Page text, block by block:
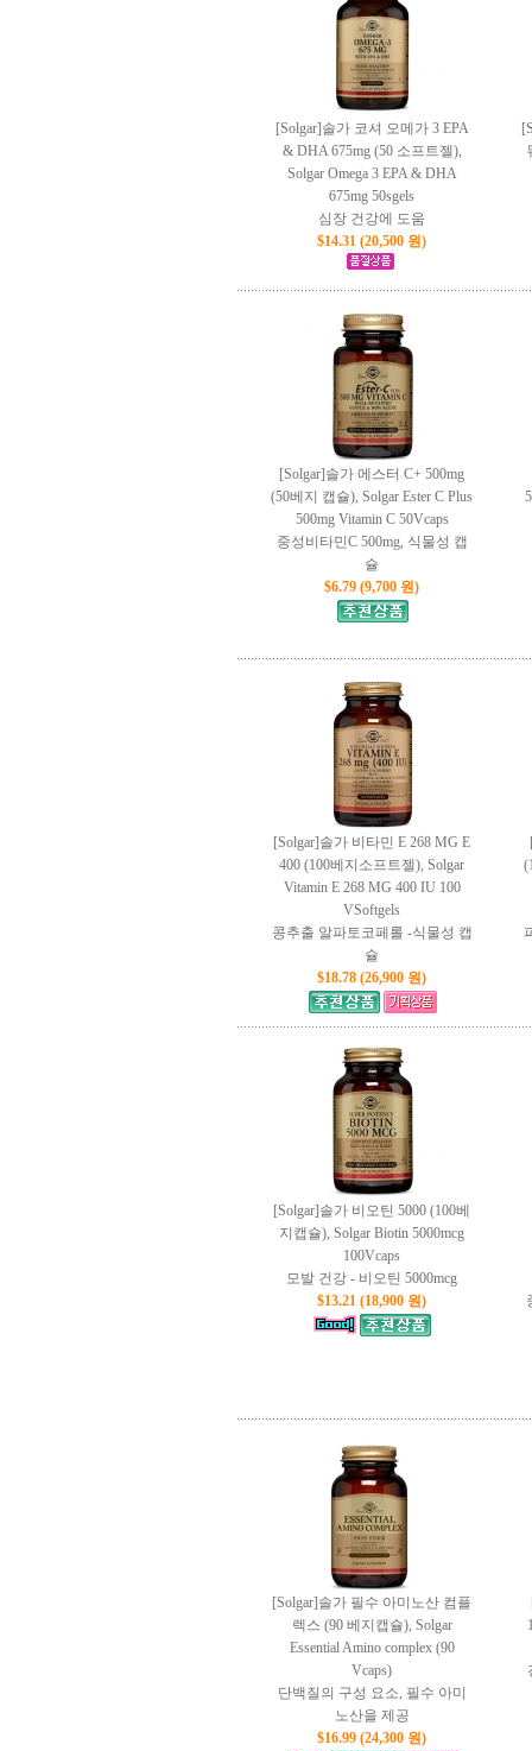
[Solgar]솔가 코셔 오메가 3 EPA
& DHA 675mg (50 소프트젤),
Solgar Omega 3 EPA & DHA
675mg 50sgels
심장 건강에 도움
$14.31 (20,500 원)
[Solgar]솔가 에스터 C+ 500mg
(50베지 캡슐), Solgar Ester C Plus
500mg Vitamin C 50Vcaps
중성비타민C 500mg, 식물성 캡
슐
$6.79 (9,700 원)
[Solgar]솔가 비타민 E 268 MG E
400 (100베지소프트젤), Solgar
Vitamin E 268 MG 400 IU 100
VSoftgels
콩추출 알파토코페롤 -식물성 캡
슐
$18.78 (26,900 원)
[Solgar]솔가 비오틴 5000 (100베
지캡슐), Solgar Biotin 5000mcg
100Vcaps
모발 건강 - 비오틴 5000mcg
$13.21 (18,900 원)
[Solgar]솔가 필수 아미노산 컴플
렉스 (90 베지캡슐), Solgar
Essential Amino complex (90
Vcaps)
단백질의 구성 요소, 필수 아미
노산을 제공
$16.99 (24,300 원)